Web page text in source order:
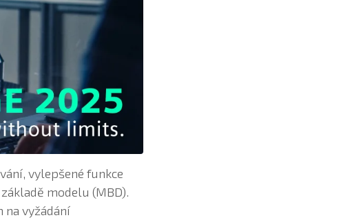
vylepšené funkce
modelu (MBD).
vyžádání